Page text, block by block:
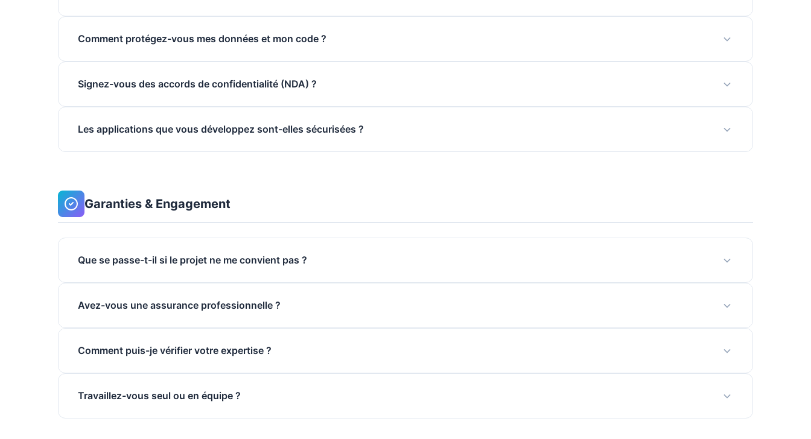
Comment protégez-vous mes données et mon code ?
Signez-vous des accords de confidentialité (NDA) ?
Les applications que vous développez sont-elles sécurisées ?
Garanties & Engagement
Que se passe-t-il si le projet ne me convient pas ?
Avez-vous une assurance professionnelle ?
Comment puis-je vérifier votre expertise ?
Travaillez-vous seul ou en équipe ?